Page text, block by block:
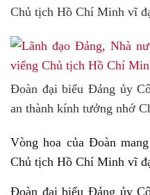
Chủ tịch Hồ Chí Minh vĩ
Đoàn đại biểu Đảng ủy
an thành kính tưởng nhớ
Vòng hoa của Đoàn
Chủ tịch Hồ Chí Minh vĩ
Đoàn đại biểu Đảng ủy